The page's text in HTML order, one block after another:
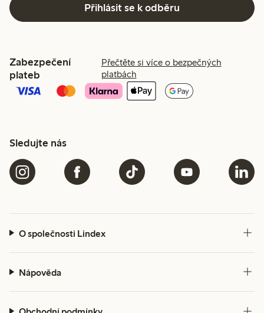
Přihlásit se k odběru
Zabezpečení
plateb
Přečtěte si více o bezpečných
platbách
Sledujte nás
O společnosti Lindex
Nápověda